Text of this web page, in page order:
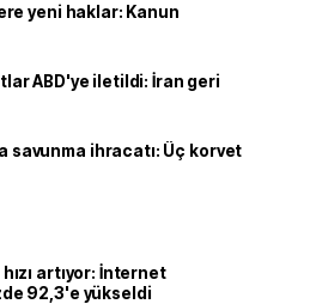
yeni haklar: Kanun
ABD'ye iletildi: İran geri
savunma ihracatı: Üç korvet
artıyor: İnternet
92,3'e yükseldi